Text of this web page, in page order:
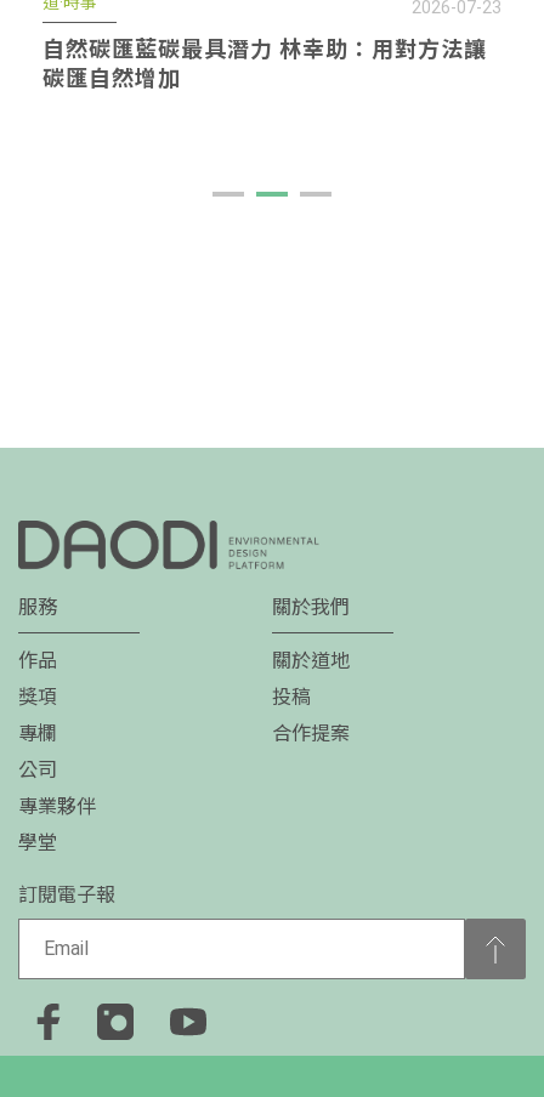
2026-07-23
自然碳匯藍碳最具潛力 林幸助：用對方法讓
碳匯自然增加
服務
作品
獎項
專欄
公司
專業夥伴
學堂
關於我們
關於道地
投稿
合作提案
訂閱電子報